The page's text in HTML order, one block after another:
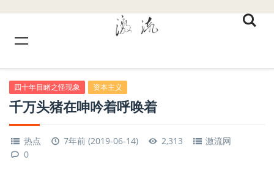
四十年目睹之怪现象 资本主义
千万头猪在呻吟着呼唤着
热点 7年前 (2019-06-14) 2,313
激流网
0